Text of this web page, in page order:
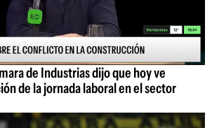
de Industrias dijo que hoy ve
de la jornada laboral en el sector